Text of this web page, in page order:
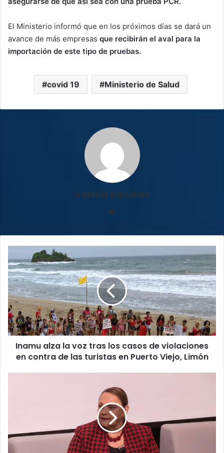
El Ministerio informó que en los próximos días se dará un
avance de más empresas que recibirán el aval para la
importación de este tipo de pruebas.
covid 19 Ministerio de Salud
Valeria Sanchez
alza
la
voz
tras
los
casos
de
violaciones
contra
Inamu alza la voz tras los casos de violaciones
en contra de las turistas en Puerto Viejo, Limón
la